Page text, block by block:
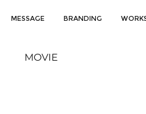
MESSAGE BRANDING
MOVIE